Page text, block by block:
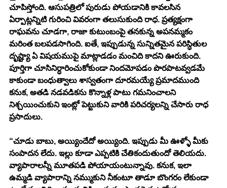
చూపిస్తోంది. ఆసుపత్రిలో పురుడు పోయడానికి కావలసిన
ఏర్పాట్లన్నిటి గురించి వివరంగా తలుసుకుంది రాధ. ప్రత్యక్షంగా
రాఘవను చూడగా, రాజా కుటుంబంపై తనకున్న అపనమ్మకం
మరింత బలపడసాగింది. ఐతే, ఇప్పుడున్న సున్నితమైన పరిస్ధితుల
దృష్ట్యా ఏ విషయముపై మాట్లాడడం మంచిది కాదని ఊరుకుంది.
పూర్తిగా చూసినిర్ధారించుకోకుండా నిందమోపడం పొరపాటవ్వడమే
కాకుండా బంధుత్వాలు శాస్వతంగా దూరమయ్యే ప్రమాదముంది
కనుక, అతడి నడవడికను కొన్నాళ్ల పాటు గమనించాలని
నిశ్చయించుకుని ఇంట్లో పెట్టుకుని వారికి పరిచర్యలన్ని చేసారు రాధ
ప్రసాదులు.
“చూడు బాబు, అయ్యిందేదో అయ్యింది. ఇప్పుడు మీ ఊళ్ళో మీకు
సంపాదన లేదు. ఇల్లు కూడా ఎప్పటికి చేతికందుతుందో తెలియదు.
వ్యాపారాలన్నీ మూతపడి పోయాయంటున్నావు. కనుక, ఇలా
ఉమ్మడి వ్యాపారాన్ని నమ్ముకుని నీకంటూ తాడూ బొంగరం లేకుండా